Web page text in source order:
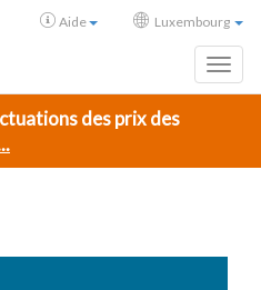
Aide Luxembourg
des prix des